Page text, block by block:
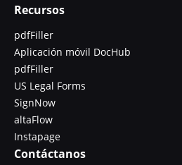
Recursos
pdfFiller
Aplicación móvil DocHub
pdfFiller
US Legal Forms
SignNow
altaFlow
Instapage
Contáctanos